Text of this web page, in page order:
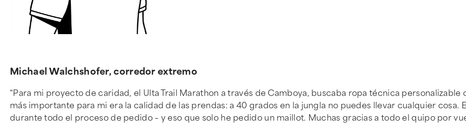
Michael Walchshofer, corredor extremo
“Para mi proyecto de caridad, el Ulta Trail Marathon a través de Camboya, buscaba ropa técnica
más importante para mi era la calidad de las prendas: a 40 grados en la jungla no puedes llevar cualquier cosa.
durante todo el proceso de pedido – y eso que solo he pedido un maillot. Muchas gracias a todo el quipo por